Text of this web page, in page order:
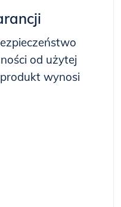
od użytej
wynosi